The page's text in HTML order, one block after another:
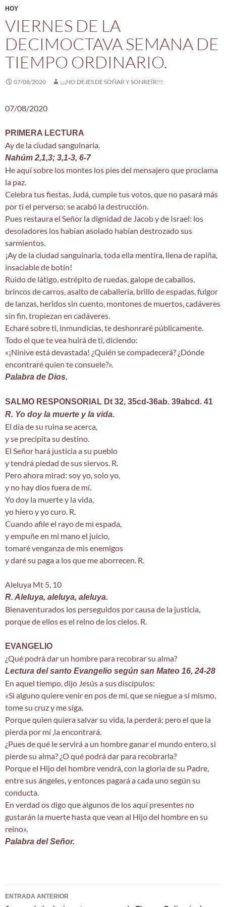
HOY
VIERNES DE LA
DECIMOCTAVA SEMANA DE
TIEMPO ORDINARIO.
07/08/2020 ¡¡¡NO DEJES DE SOÑAR Y SONREÍR!!!
07/08/2020
PRIMERA LECTURA
Ay de la ciudad sanguinaria.
Nahúm 2,1,3; 3,1-3, 6-7
He aquí sobre los montes los pies del mensajero que proclama
la paz.
Celebra tus fiestas, Judá, cumple tus votos, que no pasará más
por ti el perverso; se acabó la destrucción.
Pues restaura el Señor la dignidad de Jacob y de Israel: los
desoladores los habían asolado habían destrozado sus
sarmientos.
¡Ay de la ciudad sanguinaria, toda ella mentira, llena de rapiña,
insaciable de botín!
Ruido de látigo, estrépito de ruedas, galope de caballos,
brincos de carros, asalto de caballería, brillo de espadas, fulgor
de lanzas, heridos sin cuento, montones de muertos, cadáveres
sin fin, tropiezan en cadáveres.
Echaré sobre ti, inmundicias, te deshonraré públicamente.
Todo el que te vea huirá de ti, diciendo:
«¡Nínive está devastada! ¿Quién se compadecerá? ¿Dónde
encontraré quien te consuele?».
Palabra de Dios.
SALMO RESPONSORIAL Dt 32, 35cd-36ab. 39abcd. 41
R. Yo doy la muerte y la vida.
El día de su ruina se acerca,
y se precipita su destino.
El Señor hará justicia a su pueblo
y tendrá piedad de sus siervos. R.
Pero ahora mirad: soy yo, solo yo,
y no hay dios fuera de mí.
Yo doy la muerte y la vida,
yo hiero y yo curo. R.
Cuando afile el rayo de mi espada,
y empuñe en mi mano el juicio,
tomaré venganza de mis enemigos
y daré su paga a los que me aborrecen. R.
Aleluya Mt 5, 10
R. Aleluya, aleluya, aleluya.
Bienaventurados los perseguidos por causa de la justicia,
porque de ellos es el reino de los cielos. R.
EVANGELIO
¿Qué podrá dar un hombre para recobrar su alma?
Lectura del santo Evangelio según san Mateo 16, 24-28
En aquel tiempo, dijo Jesús a sus discípulos:
«Si alguno quiere venir en pos de mí, que se niegue a sí mismo,
tome su cruz y me siga.
Porque quien quiera salvar su vida, la perderá; pero el que la
pierda por mí ,la encontrará.
¿Pues de qué le servirá a un hombre ganar el mundo entero, si
pierde su alma? ¿O qué podrá dar para recobrarla?
Porque el Hijo del hombre vendrá, con la gloria de su Padre,
entre sus ángeles, y entonces pagará a cada uno según su
conducta.
En verdad os digo que algunos de los aquí presentes no
gustarán la muerte hasta que vean al Hijo del hombre en su
reino».
Palabra del Señor.
Navegación
ENTRADA ANTERIOR